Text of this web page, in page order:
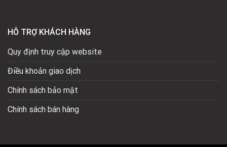
HỖ TRỢ KHÁCH HÀNG
Quy định truy cập website
Điều khoản giao dịch
Chính sách bảo mật
Chính sách bán hàng